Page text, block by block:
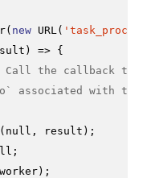
( new URL (
) => {
the callback that
associated with
( null , result);
;